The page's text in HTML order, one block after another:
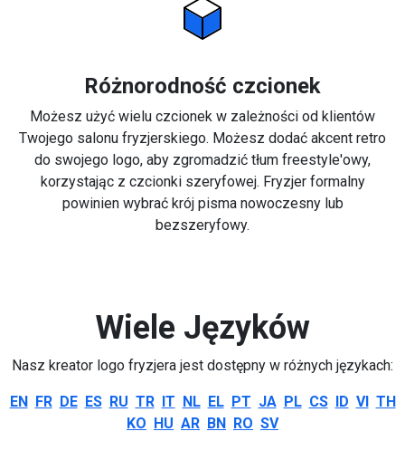
Różnorodność czcionek
Możesz użyć wielu czcionek w zależności od klientów
Twojego salonu fryzjerskiego. Możesz dodać akcent retro
do swojego logo, aby zgromadzić tłum freestyle'owy,
korzystając z czcionki szeryfowej. Fryzjer formalny
powinien wybrać krój pisma nowoczesny lub
bezszeryfowy.
Wiele Języków
Nasz kreator logo fryzjera jest dostępny w różnych językach:
EN FR DE ES RU TR IT NL EL PT JA PL CS ID VI TH
KO HU AR BN RO SV